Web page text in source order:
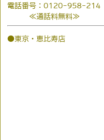
電話番号：0120-958-214
≪通話料無料≫
●東京・恵比寿店